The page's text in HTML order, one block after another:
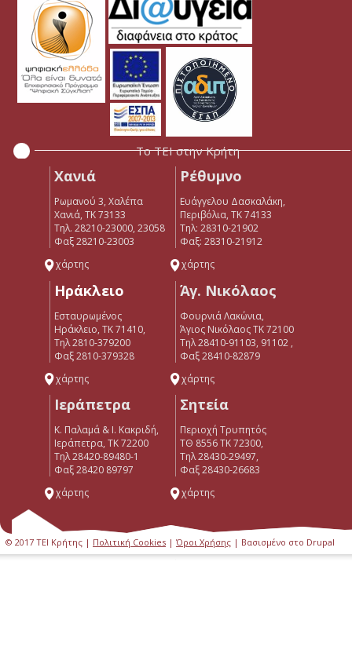
Το ΤΕΙ στην Κρήτη
Χανιά
Ρωμανού 3, Χαλέπα
Χανιά, ΤΚ 73133
Τηλ. 28210-23000, 23058
Φαξ 28210-23003
χάρτης
Ρέθυμνο
Ευάγγελου Δασκαλάκη,
Περιβόλια, ΤΚ 74133
Tηλ: 28310-21902
Φαξ: 28310-21912
χάρτης
Ηράκλειο
Εσταυρωμένος
Ηράκλειο, ΤΚ 71410,
Τηλ 2810-379200
Φαξ 2810-379328
χάρτης
Άγ. Νικόλαος
Φουρνιά Λακώνια,
Άγιος Νικόλαος ΤΚ 72100
Τηλ 28410-91103, 91102 ,
Φαξ 28410-82879
χάρτης
Ιεράπετρα
Κ. Παλαμά & Ι. Κακριδή,
Ιεράπετρα, ΤΚ 72200
Tηλ 28420-89480-1
Φαξ 28420 89797
χάρτης
Σητεία
Περιοχή Τρυπητός
ΤΘ 8556 ΤΚ 72300,
Τηλ 28430-29497,
Φαξ 28430-26683
χάρτης
© 2017 ΤΕΙ Κρήτης | Πολιτική Cookies | Όροι Χρήσης | Βασισμένο στο Drupal